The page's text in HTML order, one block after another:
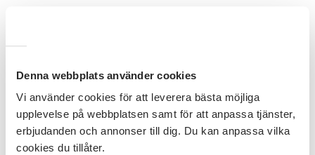
Denna webbplats använder cookies
Vi använder cookies för att leverera bästa möjliga
upplevelse på webbplatsen samt för att anpassa tjänster,
erbjudanden och annonser till dig. Du kan anpassa vilka
cookies du tillåter.
cirkelträffar med öppna samtal för reflektion och
Föreläsare och cirkelledare
Anna Svärd, legitimerad sjuksköterska och
vårdlärare.